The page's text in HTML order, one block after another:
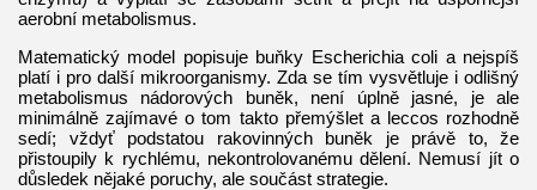
aerobní metabolismus.
Matematický model popisuje buňky Escherichia coli a nejspíš
platí i pro další mikroorganismy. Zda se tím vysvětluje i odlišný
metabolismus nádorových buněk, není úplně jasné, je ale
minimálně zajímavé o tom takto přemýšlet a leccos rozhodně
sedí; vždyť podstatou rakovinných buněk je právě to, že
přistoupily k rychlému, nekontrolovanému dělení. Nemusí jít o
důsledek nějaké poruchy, ale součást strategie.